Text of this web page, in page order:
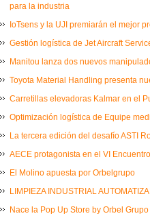
para la industria
IoTsens y la UJI premiarán el mejor
Gestión logística de Jet Aircraft
Manitou lanza dos nuevos
Toyota Material Handling presenta
Carretillas elevadoras Kalmar en el
Optimización logística de Equipe
La tercera edición del desafío ASTI
AECE protagonista en el VI
El Molino apuesta por Orbelgrupo
LIMPIEZA INDUSTRIAL
Nace la Pop Up Store by Orbel Grupo